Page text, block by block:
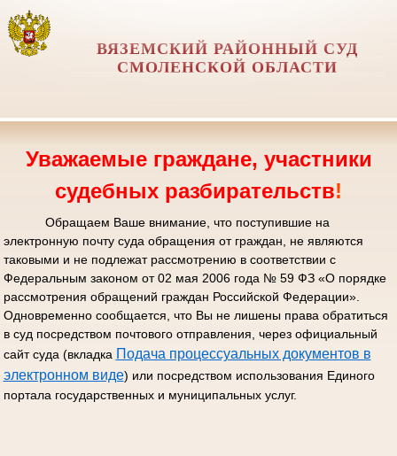
ВЯЗЕМСКИЙ РАЙОННЫЙ СУД
СМОЛЕНСКОЙ ОБЛАСТИ
Уважаемые граждане, участники
судебных разбирательств!
Обращаем Ваше внимание, что поступившие на
электронную почту суда обращения от граждан, не являются
таковыми и не подлежат рассмотрению в соответствии с
Федеральным законом от 02 мая 2006 года № 59 ФЗ «О порядке
рассмотрения обращений граждан Российской Федерации».
Одновременно сообщается, что Вы не лишены права обратиться
в суд посредством почтового отправления, через официальный
сайт суда (вкладка Подача процессуальных документов в
электронном виде) или посредством использования Единого
портала государственных и муниципальных услуг.